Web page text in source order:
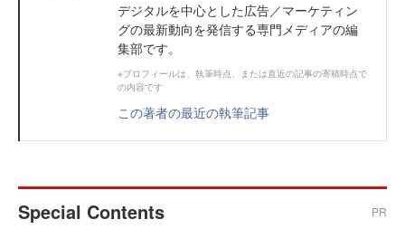
デジタルを中心とした広告／マーケティン
グの最新動向を発信する専門メディアの編
集部です。
※プロフィールは、執筆時点、または直近の記事の寄稿時点で
の内容です
この著者の最近の執筆記事
Special Contents PR